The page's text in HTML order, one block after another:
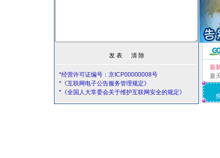
*经营许可证编号：京ICP00000008号
*《互联网电子公告服务管理规定》
*《全国人大常委会关于维护互联网安全的规定》
最
夏